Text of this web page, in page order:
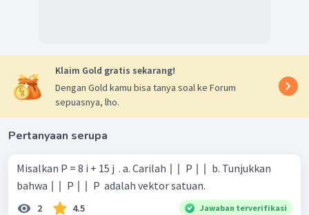
Klaim Gold gratis sekarang!
Dengan Gold kamu bisa tanya soal ke Forum
sepuasnya, lho.
Pertanyaan serupa
Misalkan P = 8 i + 15 j ​ . a. Carilah ∣ ∣ ​ P ∣ ∣ ​ b. Tunjukkan
bahwa ∣ ∣ ​ P ∣ ∣ ​ P ​ adalah vektor satuan.
2 4.5 Jawaban terverifikasi